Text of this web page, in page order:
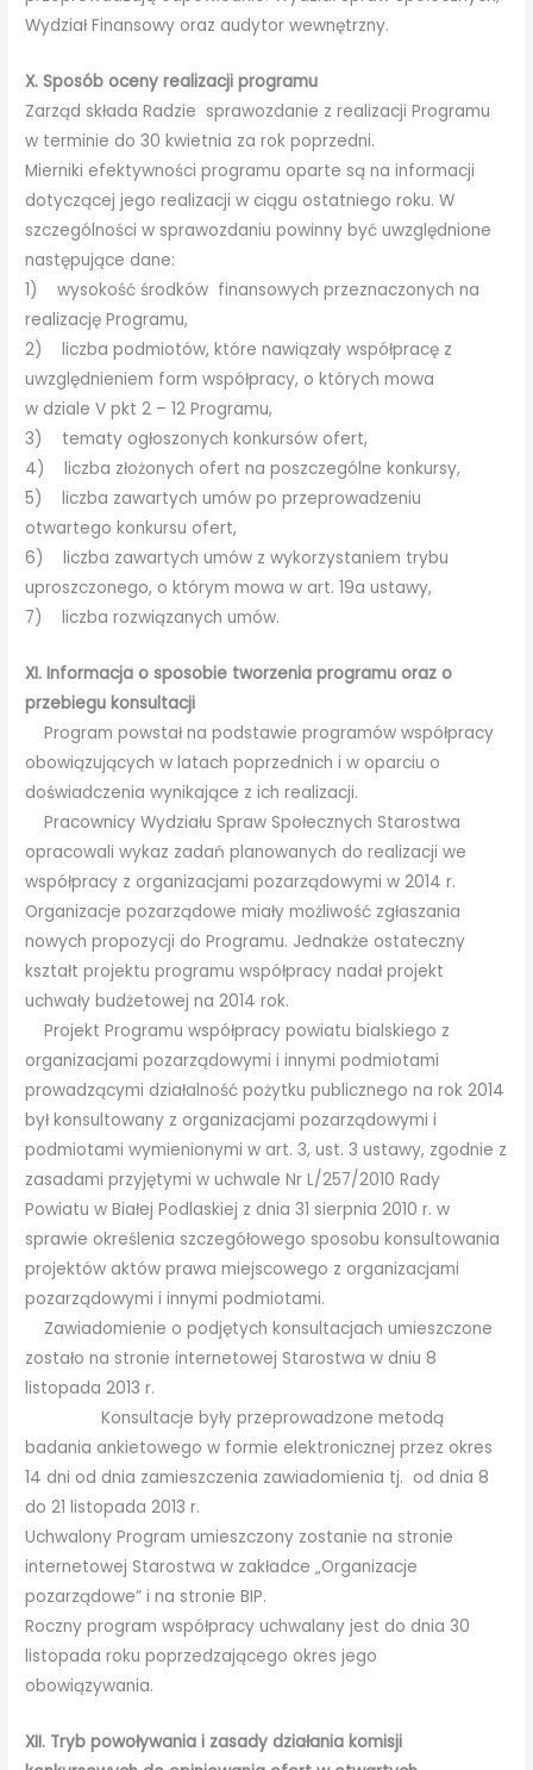
Wydział Finansowy oraz audytor wewnętrzny.
X. Sposób oceny realizacji programu
Zarząd składa Radzie sprawozdanie z realizacji Programu
w terminie do 30 kwietnia za rok poprzedni.
Mierniki efektywności programu oparte są na informacji
dotyczącej jego realizacji w ciągu ostatniego roku. W
szczególności w sprawozdaniu powinny być uwzględnione
następujące dane:
1) wysokość środków finansowych przeznaczonych na
realizację Programu,
2) liczba podmiotów, które nawiązały współpracę z
uwzględnieniem form współpracy, o których mowa
w dziale V pkt 2 – 12 Programu,
3) tematy ogłoszonych konkursów ofert,
4) liczba złożonych ofert na poszczególne konkursy,
5) liczba zawartych umów po przeprowadzeniu
otwartego konkursu ofert,
6) liczba zawartych umów z wykorzystaniem trybu
uproszczonego, o którym mowa w art. 19a ustawy,
7) liczba rozwiązanych umów.
XI. Informacja o sposobie tworzenia programu oraz o
przebiegu konsultacji
Program powstał na podstawie programów współpracy
obowiązujących w latach poprzednich i w oparciu o
doświadczenia wynikające z ich realizacji.
Pracownicy Wydziału Spraw Społecznych Starostwa
opracowali wykaz zadań planowanych do realizacji we
współpracy z organizacjami pozarządowymi w 2014 r.
Organizacje pozarządowe miały możliwość zgłaszania
nowych propozycji do Programu. Jednakże ostateczny
kształt projektu programu współpracy nadał projekt
uchwały budżetowej na 2014 rok.
Projekt Programu współpracy powiatu bialskiego z
organizacjami pozarządowymi i innymi podmiotami
prowadzącymi działalność pożytku publicznego na rok 2014
był konsultowany z organizacjami pozarządowymi i
podmiotami wymienionymi w art. 3, ust. 3 ustawy, zgodnie z
zasadami przyjętymi w uchwale Nr L/257/2010 Rady
Powiatu w Białej Podlaskiej z dnia 31 sierpnia 2010 r. w
sprawie określenia szczegółowego sposobu konsultowania
projektów aktów prawa miejscowego z organizacjami
pozarządowymi i innymi podmiotami.
Zawiadomienie o podjętych konsultacjach umieszczone
zostało na stronie internetowej Starostwa w dniu 8
listopada 2013 r.
Konsultacje były przeprowadzone metodą
badania ankietowego w formie elektronicznej przez okres
14 dni od dnia zamieszczenia zawiadomienia tj. od dnia 8
do 21 listopada 2013 r.
Uchwalony Program umieszczony zostanie na stronie
internetowej Starostwa w zakładce „Organizacje
pozarządowe” i na stronie BIP.
Roczny program współpracy uchwalany jest do dnia 30
listopada roku poprzedzającego okres jego
obowiązywania.
XII. Tryb powoływania i zasady działania komisji